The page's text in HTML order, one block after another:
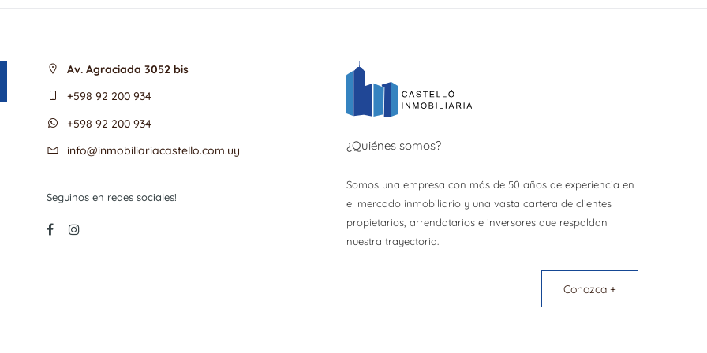
Av. Agraciada 3052 bis
+598 92 200 934
+598 92 200 934
info@inmobiliariacastello.com.uy
Seguinos en redes sociales!
¿Quiénes somos?
Somos una empresa con más de 50 años de experiencia en
el mercado inmobiliario y una vasta cartera de clientes
propietarios, arrendatarios e inversores que respaldan
nuestra trayectoria.
Conozca +